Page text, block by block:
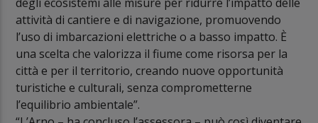
attività di cantiere e di navigazione, promuovendo
l’uso di imbarcazioni elettriche o a basso impatto. È
una scelta che valorizza il fiume come risorsa per la
città e per il territorio, creando nuove opportunità
turistiche e culturali, senza comprometterne
l’equilibrio ambientale”.